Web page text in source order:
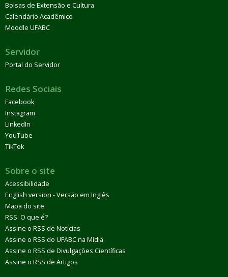
Bolsas de Extensão e Cultura
Calendário Acadêmico
Moodle UFABC
Servidor
Portal do Servidor
Redes Sociais
Facebook
Instagram
LinkedIn
YouTube
TikTok
Sobre o site
Acessibilidade
English version - Versão em Inglês
Mapa do site
RSS: O que é?
Assine o RSS de Notícias
Assine o RSS do UFABC na Mídia
Assine o RSS de Divulgações Científicas
Assine o RSS de Artigos